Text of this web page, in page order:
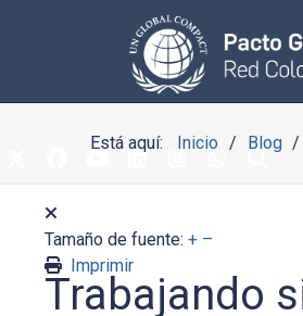
Está aquí: Inicio Blog
Tamaño de fuente: + –
Imprimir
Trabajando